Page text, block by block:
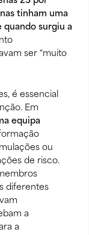
tinham uma
quando surgiu a
ser “muito
é essencial
Em
equipa
ou
de risco.
diferentes
a
a